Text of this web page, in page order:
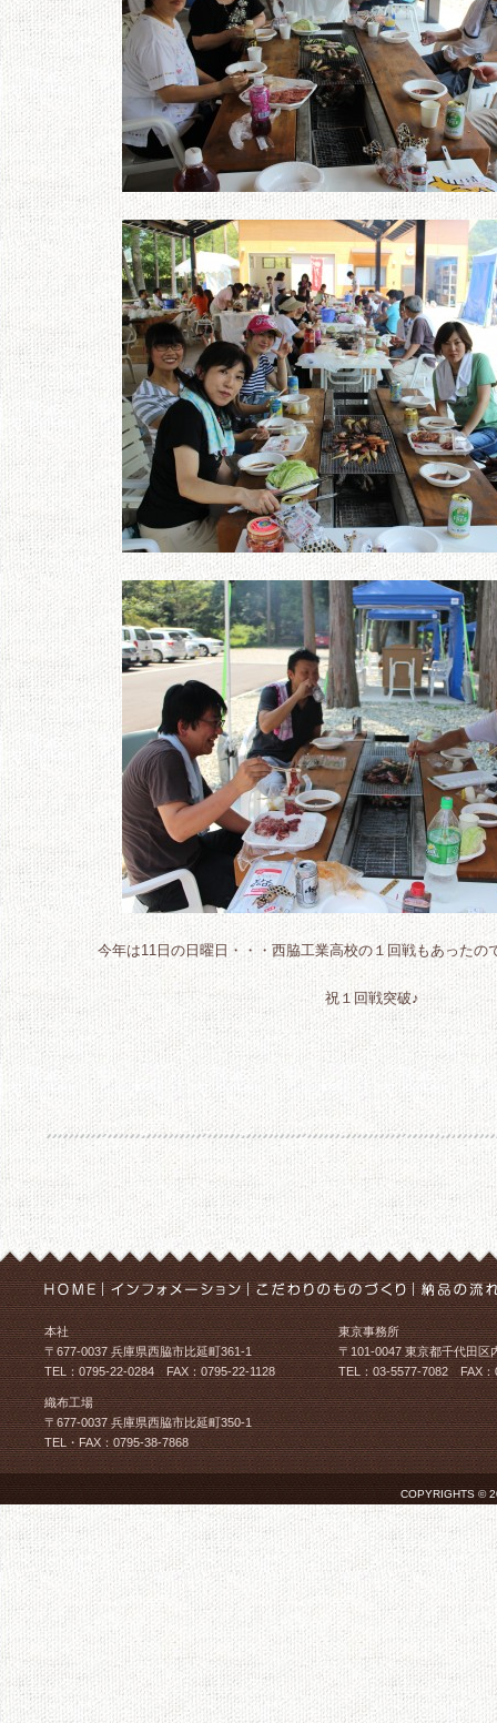
今年は11日の日曜日・・・西脇工業高校の１回戦もあったの
祝１回戦突破♪
本社
〒677-0037 兵庫県西脇市比延町361-1
TEL：0795-22-0284 FAX：0795-22-1128
織布工場
〒677-0037 兵庫県西脇市比延町350-1
TEL・FAX：0795-38-7868
東京事務所
〒101-0047 東京都千代田区
TEL：03-5577-7082 FAX：
COPYRIGHTS ©